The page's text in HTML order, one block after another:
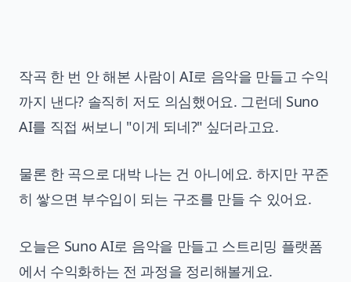
작곡 한 번 안 해본 사람이 AI로 음악을 만들고 수익
까지 낸다? 솔직히 저도 의심했어요. 그런데 Suno
AI를 직접 써보니 "이게 되네?" 싶더라고요.
물론 한 곡으로 대박 나는 건 아니에요. 하지만 꾸준
히 쌓으면 부수입이 되는 구조를 만들 수 있어요.
오늘은 Suno AI로 음악을 만들고 스트리밍 플랫폼
에서 수익화하는 전 과정을 정리해볼게요.